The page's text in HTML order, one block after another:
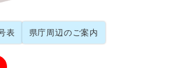
表 県庁周辺のご案内